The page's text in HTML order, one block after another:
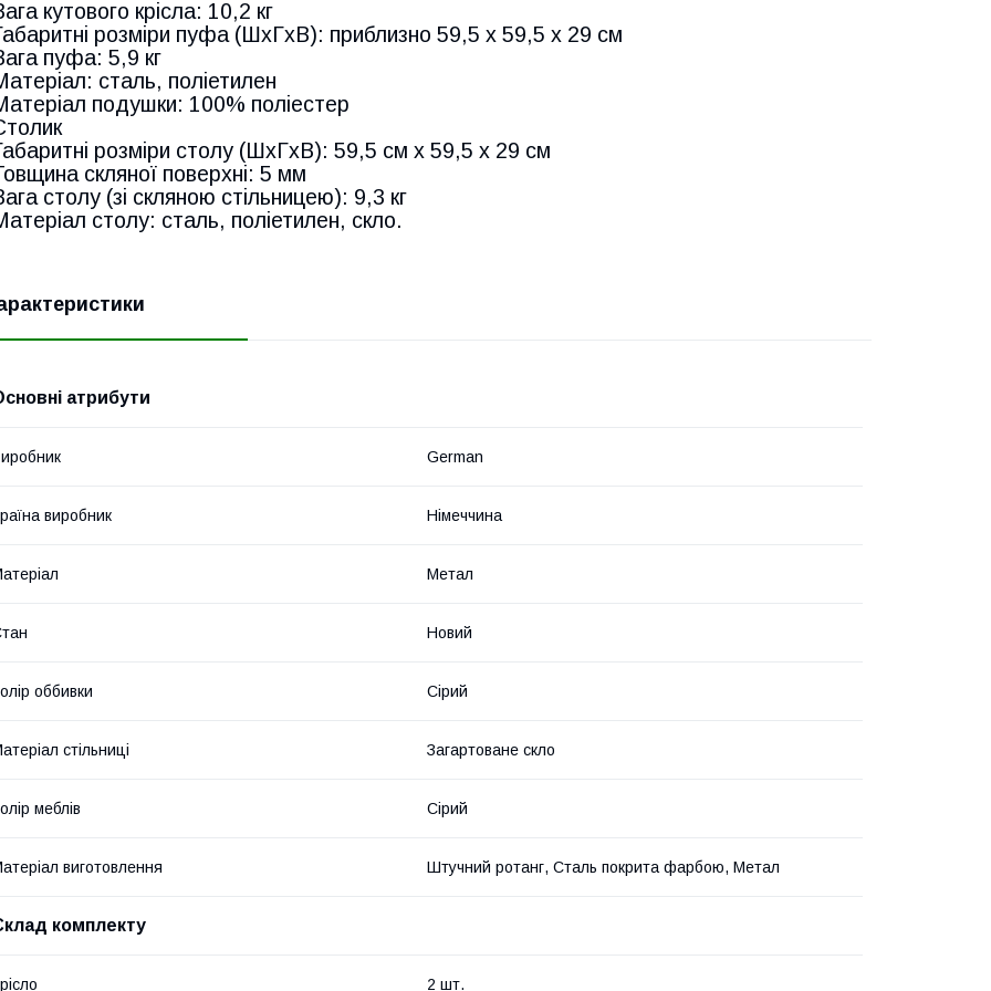
кутового крісла: 10,2 кг
розміри пуфа (ШxГxВ): приблизно 59,5 x 59,5 x 29 см
пуфа: 5,9 кг
сталь, поліетилен
подушки: 100% поліестер
розміри столу (ШхГхВ): 59,5 см х 59,5 х 29 см
скляної поверхні: 5 мм
столу (зі скляною стільницею): 9,3 кг
столу: сталь, поліетилен, скло.
атрибути
German
виробник Німеччина
Метал
Новий
оббивки Сірий
стільниці Загартоване скло
меблів Сірий
виготовлення Штучний ротанг, Сталь покрита фарбою, Метал
комплекту
2 шт.